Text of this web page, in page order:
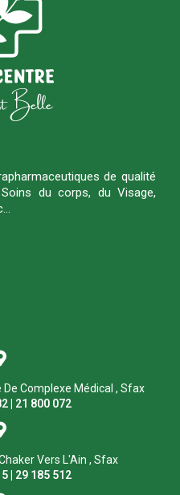
de qualité
du corps, du Visage,
Complexe Médical , Sfax
| 21 800 072
Vers L'Ain , Sfax
| 29 185 512